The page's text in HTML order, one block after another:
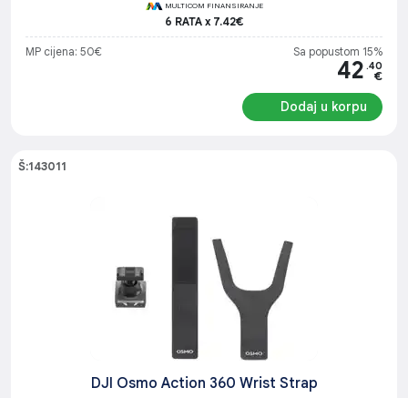
MULTICOM FINANSIRANJE
6 RATA x 7.42€
MP cijena: 50€ Sa popustom 15%
42 .40
€
Dodaj u korpu
Š:143011
DJI Osmo Action 360 Wrist Strap